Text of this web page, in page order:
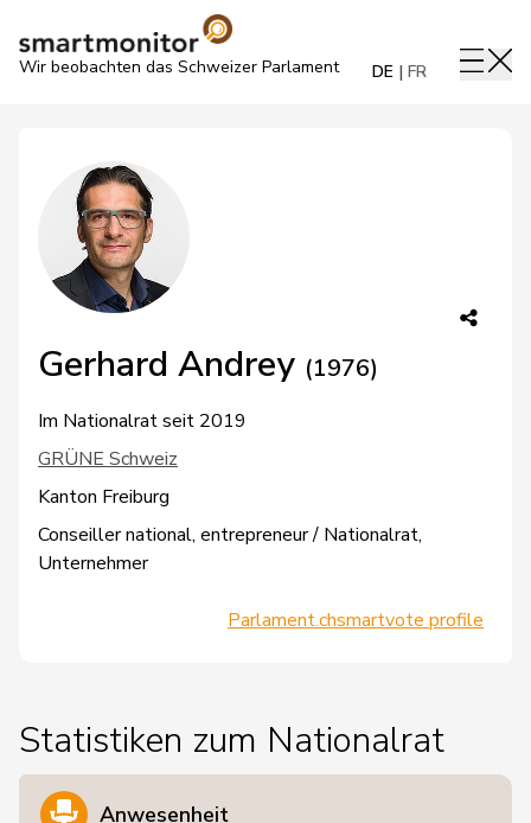
Wir beobachten das Schweizer Parlament DE FR
Gerhard Andrey (1976)
Im Nationalrat seit 2019
GRÜNE Schweiz
Kanton Freiburg
Conseiller national, entrepreneur / Nationalrat,
Unternehmer
Parlament.chsmartvote profile
Statistiken zum Nationalrat
Anwesenheit